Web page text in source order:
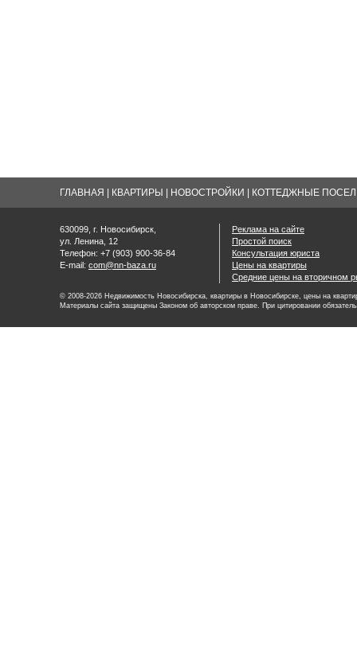
ГЛАВНАЯ КВАРТИРЫ НОВОСТРОЙКИ КОТТЕДЖНЫЕ
630099, г. Новосибирск,
ул. Ленина, 12
Телефон: +7 (903) 900-36-84
E-mail: com@nn-baza.ru
Реклама на сайте
Простой поиск
Консультация юриста
Цены на квартиры
Средние цены на вторичном
© 2008-2026 Недвижимость Новосибирска, квартиры в Новосибирске, цены на
Материалы сайта защищены Законом об авторском праве. При цитировании